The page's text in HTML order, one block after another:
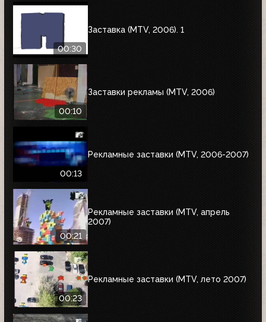
00:30
Заставка (MTV, 2006). 1
00:10
Заставки рекламы (MTV, 2006)
00:13
Рекламные заставки (MTV, 2006-2007)
00:21
Рекламные заставки (MTV, апрель
2007)
00:23
Рекламные заставки (MTV, лето 2007)